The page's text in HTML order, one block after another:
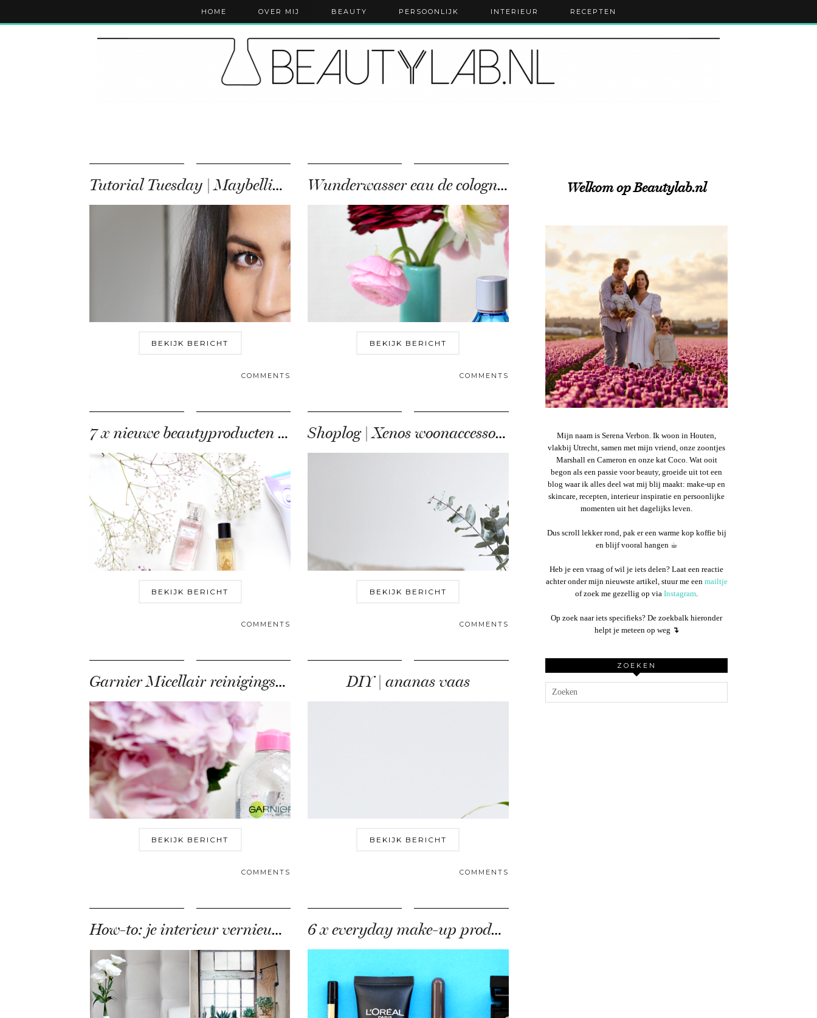
HOME OVER MIJ BEAUTY PERSOONLIJK INTERIEUR RECEPTEN
Tutorial Tuesday | Maybelline The Nudes palette
BEKIJK BERICHT
COMMENTS
Wunderwasser eau de cologne review
BEKIJK BERICHT
COMMENTS
7 x nieuwe beautyproducten voor de zomer
BEKIJK BERICHT
COMMENTS
Shoplog | Xenos woonaccessoires en DIY items
BEKIJK BERICHT
COMMENTS
Garnier Micellair reinigingswater
BEKIJK BERICHT
COMMENTS
DIY | ananas vaas
BEKIJK BERICHT
COMMENTS
How-to: je interieur vernieuwen 6 x everyday make-up producten
Welkom op Beautylab.nl
Mijn naam is Serena Verbon. Ik woon in Houten,
vlakbij Utrecht, samen met mijn vriend, onze zoontjes
Marshall en Cameron en onze kat Coco. Wat ooit
begon als een passie voor beauty, groeide uit tot een
blog waar ik alles deel wat mij blij maakt: make-up en
skincare, recepten, interieur inspiratie en persoonlijke
momenten uit het dagelijks leven.
Dus scroll lekker rond, pak er een warme kop koffie bij
en blijf vooral hangen ☕︎
Heb je een vraag of wil je iets delen? Laat een reactie
achter onder mijn nieuwste artikel, stuur me een mailtje
of zoek me gezellig op via Instagram.
Op zoek naar iets specifieks? De zoekbalk hieronder
helpt je meteen op weg ↴
ZOEKEN